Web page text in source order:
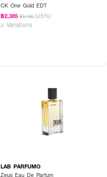
CK One Gold EDT
฿2,385 ฿3,180 (25%)
2 Variations
LAB PARFUMO
Zeus Eau De Parfum